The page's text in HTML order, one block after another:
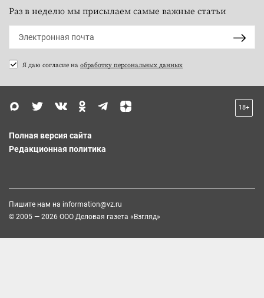
Раз в неделю мы присылаем самые важные статьи
Я даю согласие на обработку персональных данных
18+
Полная версия сайта
Редакционная политика
Пишите нам на information@vz.ru
© 2005 — 2026 ООО Деловая газета «Взгляд»